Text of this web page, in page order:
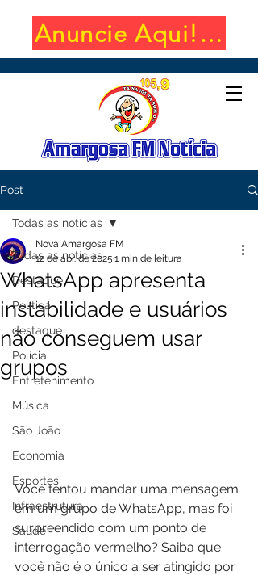
Anuncie Aqui!
Post
Todas as notícias
Destaque
Política
destaque
Polícia
Entretenimento
Música
São João
Economia
Esportes
Infraestrutura
Saúde
Todas as notícias
WhatsApp apresenta
instabilidade e usuários
não conseguem usar
grupos
Nova Amargosa FM
12 de abr. de 2025 1 min de leitura
Você tentou mandar uma mensagem
em um grupo de WhatsApp, mas foi
surpreendido com um ponto de
interrogação vermelho? Saiba que
você não é o único a ser atingido por